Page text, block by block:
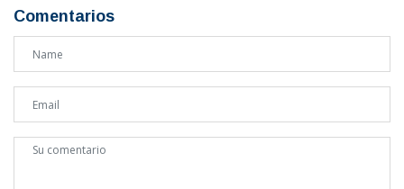
Comentarios